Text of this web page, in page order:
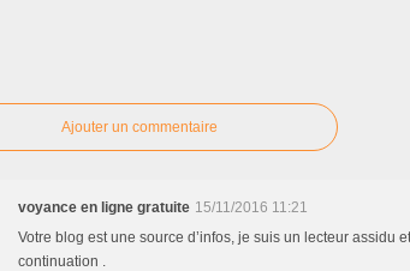
Ajouter un commentaire
voyance en ligne gratuite 15/11/2016 11:21
Votre blog est une source d’infos, je suis un lecteur assidu
continuation .